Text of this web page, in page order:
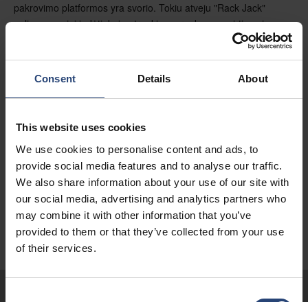
Consent Details About
This website uses cookies
We use cookies to personalise content and ads, to
provide social media features and to analyse our traffic.
We also share information about your use of our site with
our social media, advertising and analytics partners who
may combine it with other information that you’ve
provided to them or that they’ve collected from your use
of their services.
pakrovimo platformos yra svorio. Tokiu atveju "Rack Jack"
galima saugiai judėti, kai patraukiama rankenos svirtis, o ją